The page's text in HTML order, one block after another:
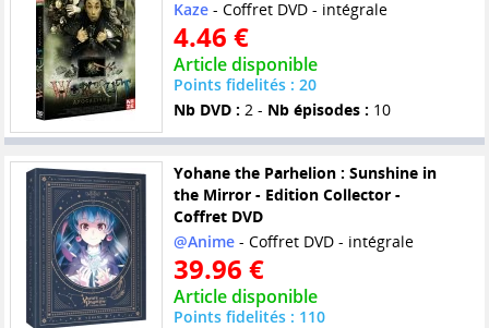
Kaze- Coffret DVD - intégrale
4.46 €
Article disponible
Points fidelités : 20
Nb DVD : 2 - Nb épisodes : 10
Yohane the Parhelion : Sunshine in
the Mirror - Edition Collector -
Coffret DVD
@Anime- Coffret DVD - intégrale
39.96 €
Article disponible
Points fidelités : 110